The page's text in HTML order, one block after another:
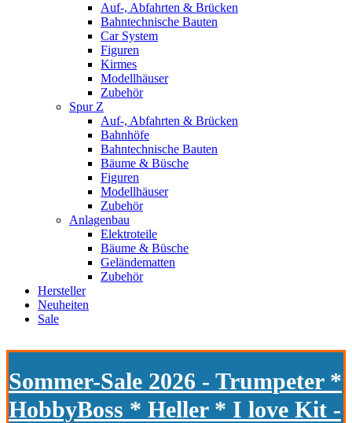
Auf-, Abfahrten & Brücken
Bahntechnische Bauten
Car System
Figuren
Kirmes
Modellhäuser
Zubehör
Spur Z
Auf-, Abfahrten & Brücken
Bahnhöfe
Bahntechnische Bauten
Bäume & Büsche
Figuren
Modellhäuser
Zubehör
Anlagenbau
Elektroteile
Bäume & Büsche
Geländematten
Zubehör
Hersteller
Neuheiten
Sale
Sommer-Sale 2026 - Trumpeter *
HobbyBoss * Heller * I love Kit -